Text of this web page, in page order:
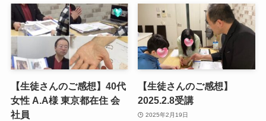
【生徒さんのご感想】40代
女性 A.A様 東京都在住 会
社員
【生徒さんのご感想】
2025.2.8受講
2025年2月19日